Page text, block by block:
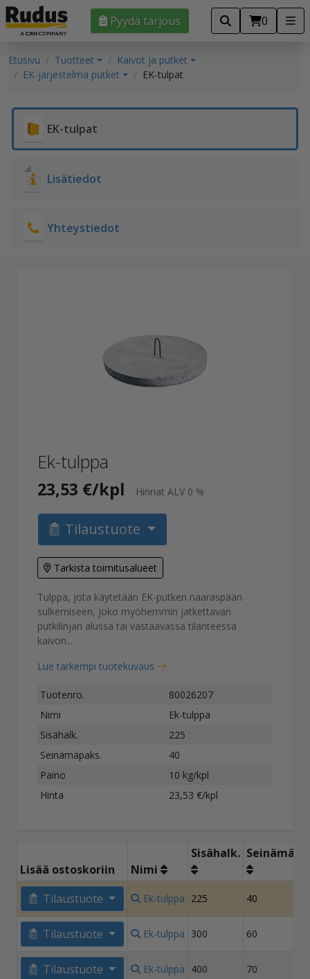
Pyydä tarjous 0
Etusivu Tuotteet
Kaivot ja putket
EK-järjestelmä putket
EK-tulpat
EK-tulpat
Lisätiedot
Yhteystiedot
Ek-tulppa
23,53 €/kpl Hinnat ALV 0 %
Tilaustuote
Tarkista toimitusalueet
Tulppa, jota käytetään EK-putken naaraspään
sulkemiseen, joko myöhemmin jatkettavan
putkilinjan alussa tai vastaavassa tilanteessa
kaivon...
Lue tarkempi tuotekuvaus
Tuotenro.
80026207
Nimi
Ek-tulppa
Sisähalk.
225
Seinämäpaks.
40
Paino
10 kg/kpl
Hinta
23,53 €/kpl
Lisää ostoskoriin Nimi
Sisähalk.
Tilaustuote Ek-tulppa 225 40
Tilaustuote Ek-tulppa 300 60
Tilaustuote Ek-tulppa 400 70